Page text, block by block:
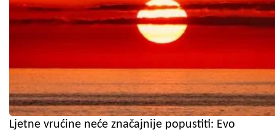
Ljetne vrućine neće značajnije popustiti: Evo